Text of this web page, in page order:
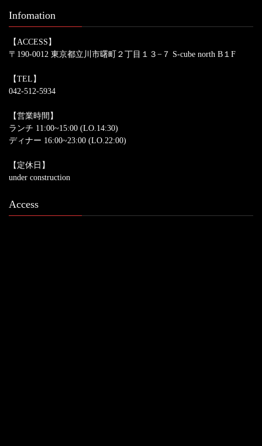
Infomation
【ACCESS】
〒190-0012 東京都立川市曙町２丁目１３−７ S-cube north B１F
【TEL】
042-512-5934
【営業時間】
ランチ 11:00~15:00 (LO.14:30)
ディナー 16:00~23:00 (LO.22:00)
【定休日】
under construction
Access